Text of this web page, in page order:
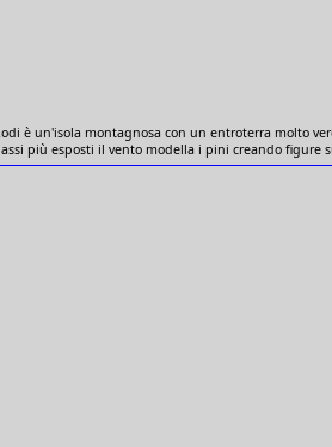
è un'isola montagnosa con un entroterra molto
più esposti il vento modella i pini creando figure